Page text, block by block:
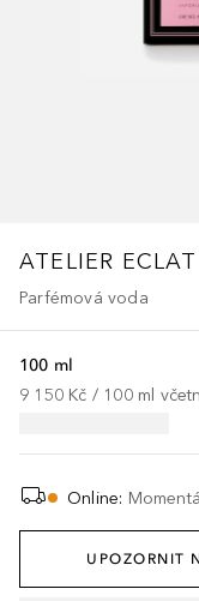
ATELIER
Parfémová voda
100 ml
9 150 Kč / 100 ml
Online:
UPOZORNIT